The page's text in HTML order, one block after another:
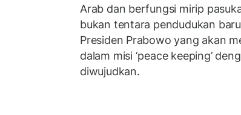
Arab dan berfungsi mirip
bukan tentara pendudukan
Presiden Prabowo yang akan
dalam misi ‘peace keeping’
diwujudkan.